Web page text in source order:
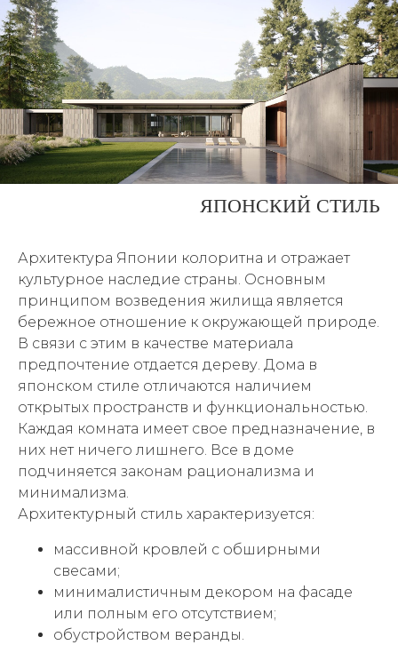
ЯПОНСКИЙ СТИЛЬ
Архитектура Японии колоритна и отражает
культурное наследие страны. Основным
принципом возведения жилища является
бережное отношение к окружающей природе.
В связи с этим в качестве материала
предпочтение отдается дереву. Дома в
японском стиле отличаются наличием
открытых пространств и функциональностью.
Каждая комната имеет свое предназначение, в
них нет ничего лишнего. Все в доме
подчиняется законам рационализма и
минимализма.
Архитектурный стиль характеризуется:
массивной кровлей с обширными
свесами;
минималистичным декором на фасаде
или полным его отсутствием;
обустройством веранды.